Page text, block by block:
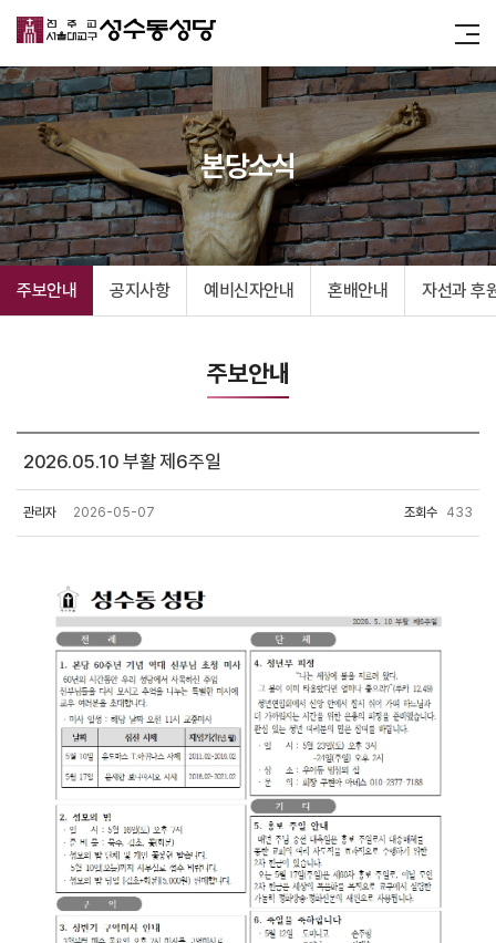
본당소식
주보안내 공지사항 예비신자안내 혼배안내 자선과 후
주보안내
2026.05.10 부활 제6주일
관리자 2026-05-07 조회수 433